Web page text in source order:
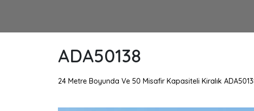
ADA50138
24 Metre Boyunda Ve 50 Misafir Kapasiteli Kiralık